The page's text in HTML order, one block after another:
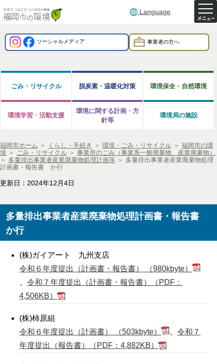
Language
ソーシャルメディア 事業者の方へ
ごみ・リサイクル 脱炭素・温暖化対策 環境保全・自然環境
環境学習・活動支援
環境に関する計画・方
針等
環境局の施設
福岡市ホーム ＞ くらし・手続き ＞ 環境・ごみ・リサイクル ＞ 福岡市の環
境 ＞ ごみ・リサイクル ＞ 事業所のごみ（事業系一般廃棄物、産業廃棄物）
＞ 多量排出事業者産業廃棄物処理計画等 ＞ 多量排出事業者産業廃棄物処理
計画書・報告書 か行
更新日：2024年12月4日
多量排出事業者産業廃棄物処理計画書・報告書
か行
(株)ガイアート 九州支店
令和６年度提出（計画書・報告書） （980kbyte）
令和７年度提出（計画書・報告書）（PDF：
4,506KB）
(株)柿原組
令和６年度提出（計画書） （503kbyte）
令和７
年度提出（報告書）（PDF：4,882KB）